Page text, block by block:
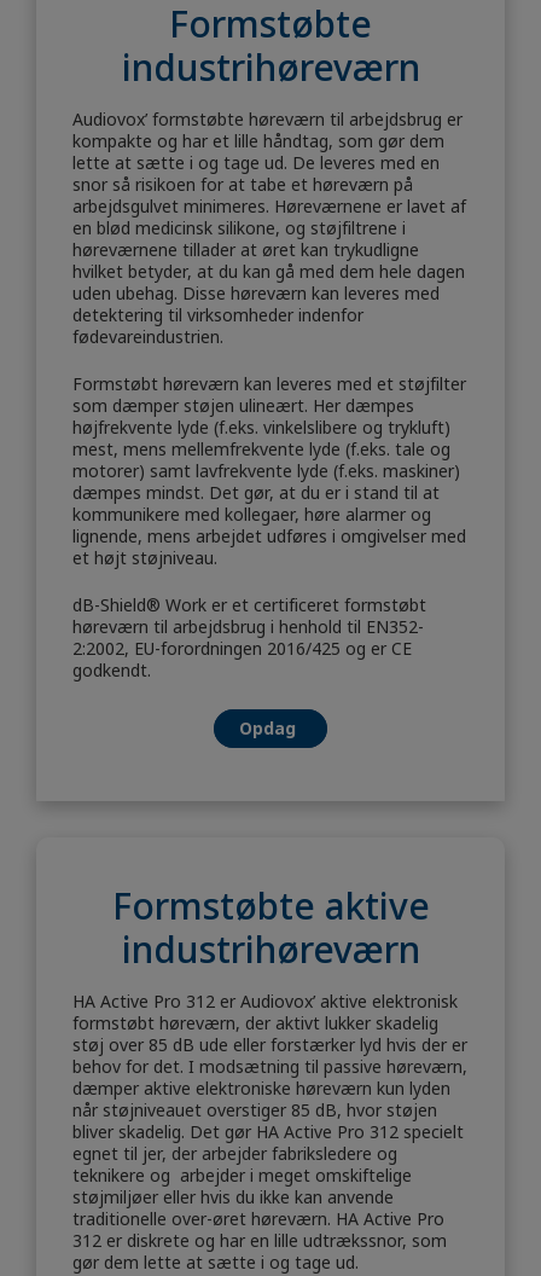
Formstøbte
industrihøreværn
Audiovox’ formstøbte høreværn til arbejdsbrug er
kompakte og har et lille håndtag, som gør dem
lette at sætte i og tage ud. De leveres med en
snor så risikoen for at tabe et høreværn på
arbejdsgulvet minimeres. Høreværnene er lavet af
en blød medicinsk silikone, og støjfiltrene i
høreværnene tillader at øret kan trykudligne
hvilket betyder, at du kan gå med dem hele dagen
uden ubehag. Disse høreværn kan leveres med
detektering til virksomheder indenfor
fødevareindustrien.
Formstøbt høreværn kan leveres med et støjfilter
som dæmper støjen ulineært. Her dæmpes
højfrekvente lyde (f.eks. vinkelslibere og trykluft)
mest, mens mellemfrekvente lyde (f.eks. tale og
motorer) samt lavfrekvente lyde (f.eks. maskiner)
dæmpes mindst. Det gør, at du er i stand til at
kommunikere med kollegaer, høre alarmer og
lignende, mens arbejdet udføres i omgivelser med
et højt støjniveau.
dB-Shield® Work er et certificeret formstøbt
høreværn til arbejdsbrug i henhold til EN352-
2:2002, EU-forordningen 2016/425 og er CE
godkendt.
Opdag
Formstøbte aktive
industrihøreværn
HA Active Pro 312 er Audiovox’ aktive elektronisk
formstøbt høreværn, der aktivt lukker skadelig
støj over 85 dB ude eller forstærker lyd hvis der er
behov for det. I modsætning til passive høreværn,
dæmper aktive elektroniske høreværn kun lyden
når støjniveauet overstiger 85 dB, hvor støjen
bliver skadelig. Det gør HA Active Pro 312 specielt
egnet til jer, der arbejder fabriksledere og
teknikere og arbejder i meget omskiftelige
støjmiljøer eller hvis du ikke kan anvende
traditionelle over-øret høreværn. HA Active Pro
312 er diskrete og har en lille udtrækssnor, som
gør dem lette at sætte i og tage ud.